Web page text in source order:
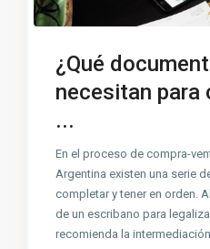
¿Qué
necesitan para
...
En el proceso de compra-
Argentina existen una serie
completar y tener en orden.
de un escribano para
recomienda la